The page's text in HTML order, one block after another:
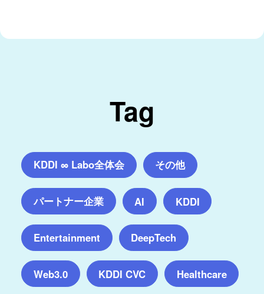
Tag
KDDI ∞ Labo全体会 その他
パートナー企業 AI KDDI
Entertainment DeepTech
Web3.0 KDDI CVC Healthcare